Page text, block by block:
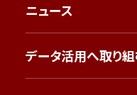
ニュース
データ活用へ取り